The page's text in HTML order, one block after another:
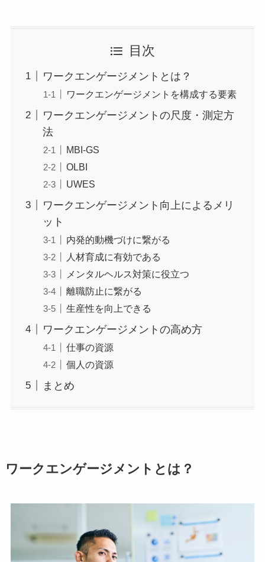
目次
ワークエンゲージメントとは？
ワークエンゲージメントを構成する要素
ワークエンゲージメントの尺度・測定方
法
MBI-GS
OLBI
UWES
ワークエンゲージメント向上によるメリ
ット
内発的動機づけに繋がる
人材育成に有効である
メンタルヘルス対策に役立つ
離職防止に繋がる
生産性を向上できる
ワークエンゲージメントの高め方
仕事の資源
個人の資源
まとめ
ワークエンゲージメントとは？